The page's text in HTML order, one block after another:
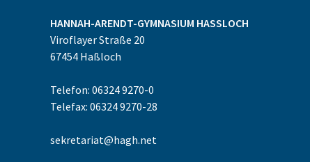
HANNAH-ARENDT-GYMNASIUM HASSLOCH
Viroflayer Straße 20
67454 Haßloch
Telefon: 06324 9270-0
Telefax: 06324 9270-28
sekretariat@hagh.net